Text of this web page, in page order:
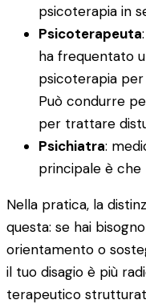
psicoterapia in
Psicoterapeuta
ha frequentato
psicoterapia
Può condurre
per trattare
Psichiatra:
principale è
Nella pratica, la
questa: se hai
orientamento o
il tuo disagio è più
terapeutico